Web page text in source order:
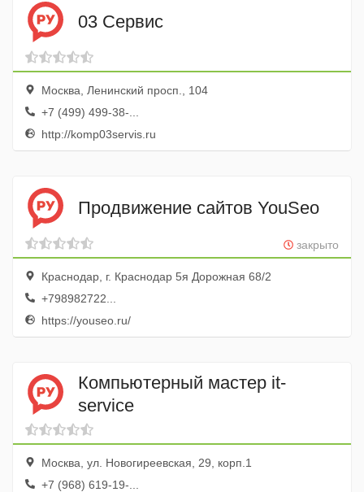
03 Сервис
Москва, Ленинский просп., 104
+7 (499) 499-38-...
http://komp03servis.ru
Продвижение сайтов YouSeo
закрыто
Краснодар, г. Краснодар 5я Дорожная 68/2
+798982722...
https://youseo.ru/
Компьютерный мастер it-
service
Москва, ул. Новогиреевская, 29, корп.1
+7 (968) 619-19-...